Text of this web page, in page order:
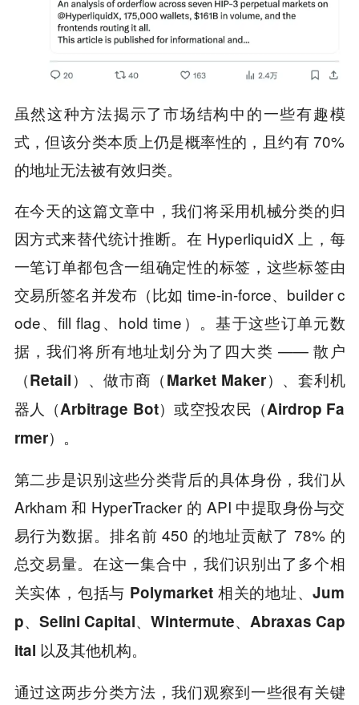
虽然这种方法揭示了市场结构中的一些有趣模
式，但该分类本质上仍是概率性的，且约有 70%
的地址无法被有效归类。
在今天的这篇文章中，我们将采用机械分类的归
因方式来替代统计推断。在 HyperliquidX 上，每
一笔订单都包含一组确定性的标签，这些标签由
交易所签名并发布（比如 time-in-force、builder c
ode、fill flag、hold time）。基于这些订单元数
据，我们将所有地址划分为了四大类 ——散户
（Retail）、做市商（Market Maker）、套利机
器人（Arbitrage Bot）或空投农民（Airdrop Fa
rmer）。
第二步是识别这些分类背后的具体身份，我们从
Arkham 和 HyperTracker 的 API 中提取身份与交
易行为数据。排名前 450 的地址贡献了 78% 的
总交易量。 在这一集合中，我们识别出了多个相
关实体，包括与 Polymarket 相关的地址、Jum
p、Selini Capital、Wintermute、Abraxas Cap
ital 以及其他机构。
通过这两步分类方法，我们观察到一些很有关键